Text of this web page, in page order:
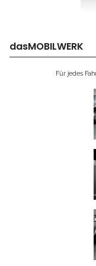
dasMOBILWERK
Für jedes